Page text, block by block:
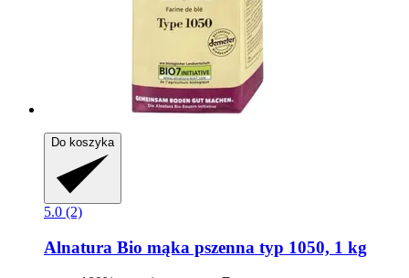
Do koszyka
5.0 (2)
Alnatura Bio mąka pszenna typ 1050, 1 kg